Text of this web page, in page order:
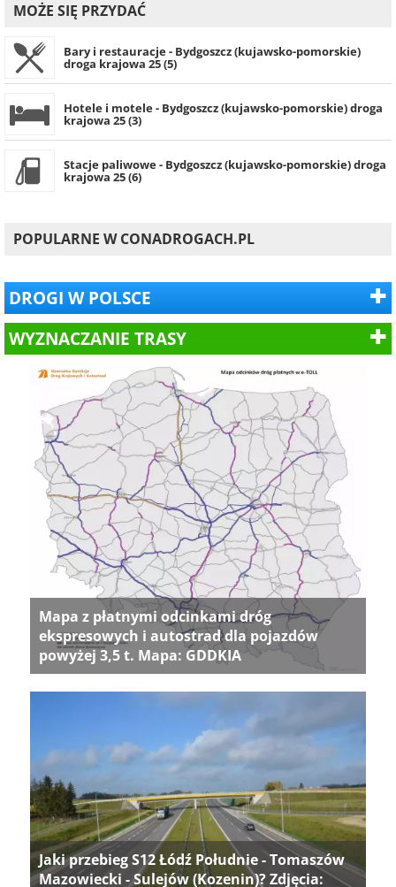
MOŻE SIĘ PRZYDAĆ
Bary i restauracje - Bydgoszcz (kujawsko-pomorskie)
droga krajowa 25 (5)
Hotele i motele - Bydgoszcz (kujawsko-pomorskie) droga
krajowa 25 (3)
Stacje paliwowe - Bydgoszcz (kujawsko-pomorskie) droga
krajowa 25 (6)
POPULARNE W CONADROGACH.PL
DROGI W POLSCE
WYZNACZANIE TRASY
Mapa z płatnymi odcinkami dróg
ekspresowych i autostrad dla pojazdów
powyżej 3,5 t. Mapa: GDDKIA
Jaki przebieg S12 Łódź Południe - Tomaszów
Mazowiecki - Sulejów (Kozenin)? Zdjęcia: